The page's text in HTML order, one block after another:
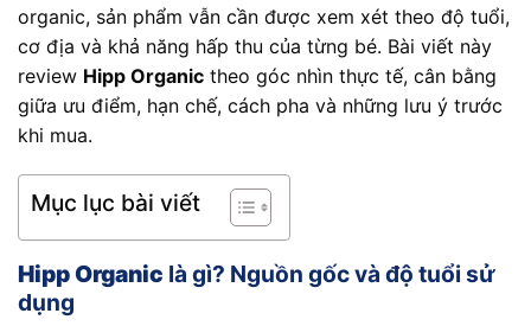
organic, sản phẩm vẫn cần được xem xét theo độ tuổi,
cơ địa và khả năng hấp thu của từng bé. Bài viết này
review Hipp Organic theo góc nhìn thực tế, cân bằng
giữa ưu điểm, hạn chế, cách pha và những lưu ý trước
khi mua.
Mục lục bài viết
Hipp Organic là gì? Nguồn gốc và độ tuổi sử
dụng